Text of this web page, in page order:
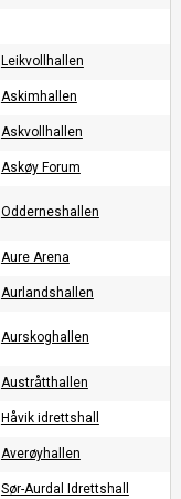
Leikvollhallen
Askimhallen
Askvollhallen
Askøy Forum
Odderneshallen
Aure Arena
Aurlandshallen
Aurskoghallen
Austråtthallen
Håvik idrettshall
Averøyhallen
Sør-Aurdal Idrettshall